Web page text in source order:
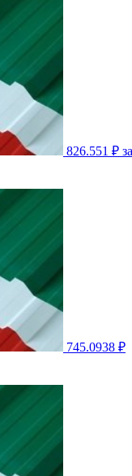
826.551 ₽ за
745.0938 ₽